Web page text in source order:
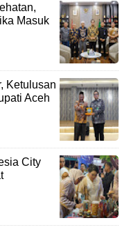
Masuk
Ketulusan
Aceh
City